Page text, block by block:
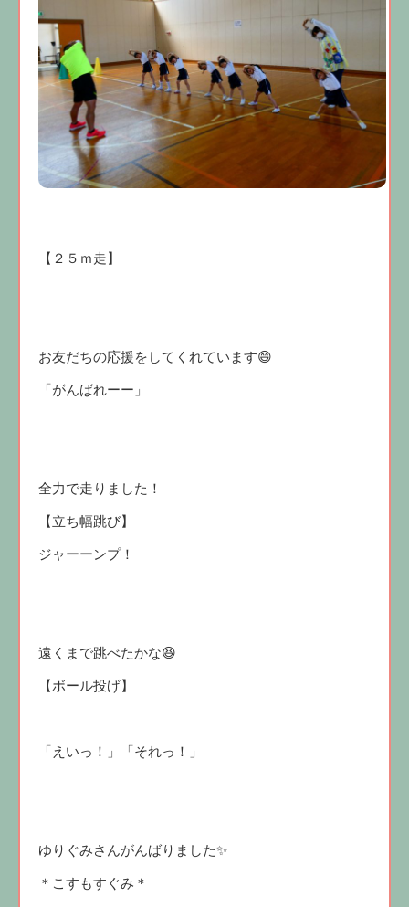
【２５ｍ走】
お友だちの応援をしてくれています😄
「がんばれーー」
全力で走りました！
【立ち幅跳び】
ジャーーンプ！
遠くまで跳べたかな😆
【ボール投げ】
「えいっ！」「それっ！」
ゆりぐみさんがんばりました✨
＊こすもすぐみ＊